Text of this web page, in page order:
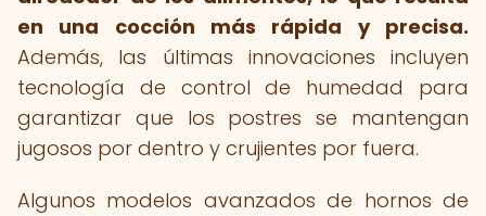
en una cocción más rápida y precisa.
Además, las últimas innovaciones incluyen
tecnología de control de humedad para
garantizar que los postres se mantengan
jugosos por dentro y crujientes por fuera.
Algunos modelos avanzados de hornos de